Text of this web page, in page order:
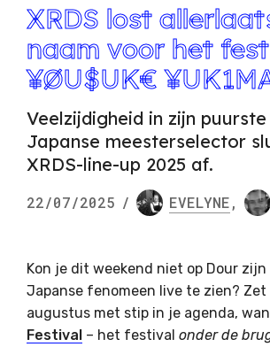
XRDS lost
naam voor het
¥ØU$UK€
Veelzijdigheid in zijn
Japanse meesterselector
XRDS-line-up 2025 af.
22/07/2025 / EVELYNE,
Kon je dit weekend niet op Dour zijn
Japanse fenomeen live te zien? Zet
augustus met stip in je agenda,
Festival – het festival onder de